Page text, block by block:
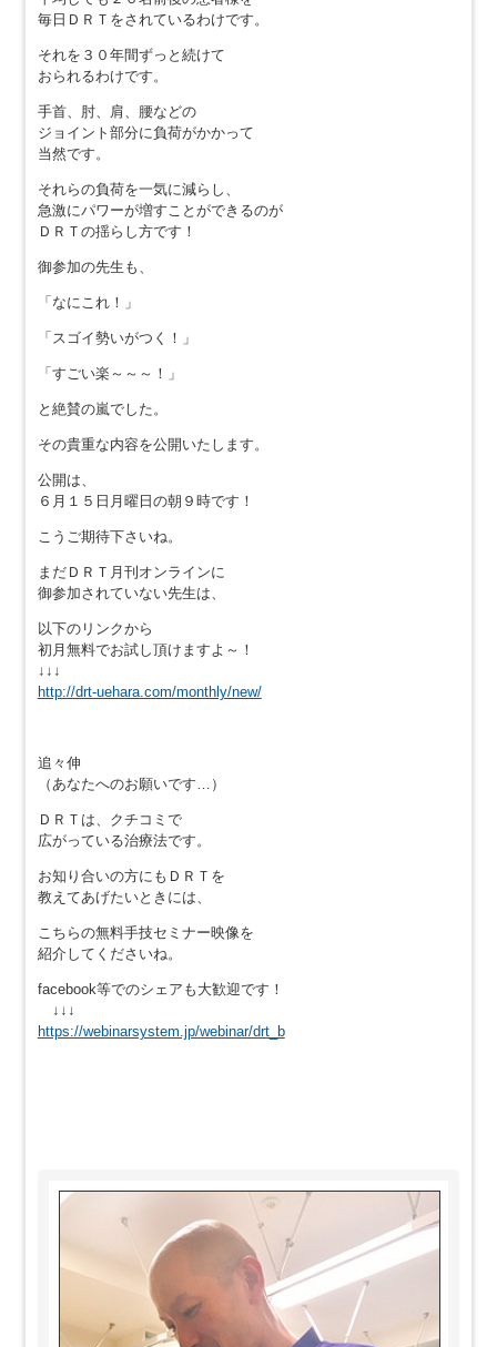
毎日ＤＲＴをされているわけです。
それを３０年間ずっと続けて
おられるわけです。
手首、肘、肩、腰などの
ジョイント部分に負荷がかかって
当然です。
それらの負荷を一気に減らし、
急激にパワーが増すことができるのが
ＤＲＴの揺らし方です！
御参加の先生も、
「なにこれ！」
「スゴイ勢いがつく！」
「すごい楽～～～！」
と絶賛の嵐でした。
その貴重な内容を公開いたします。
公開は、
６月１５日月曜日の朝９時です！
こうご期待下さいね。
まだＤＲＴ月刊オンラインに
御参加されていない先生は、
以下のリンクから
初月無料でお試し頂けますよ～！
↓↓↓
http://drt-uehara.com/monthly/new/
追々伸
（あなたへのお願いです…）
ＤＲＴは、クチコミで
広がっている治療法です。
お知り合いの方にもＤＲＴを
教えてあげたいときには、
こちらの無料手技セミナー映像を
紹介してくださいね。
facebook等でのシェアも大歓迎です！
↓↓↓
https://webinarsystem.jp/webinar/drt_b